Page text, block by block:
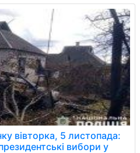
вівторка, 5 листопада:
вибори у